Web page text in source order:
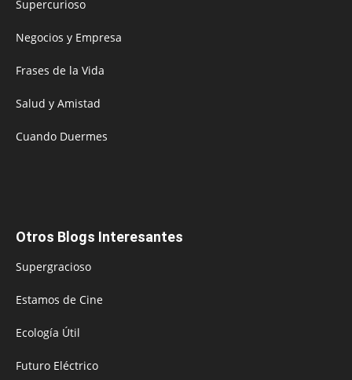
Supercurioso
Negocios y Empresa
Frases de la Vida
Salud y Amistad
Cuando Duermes
Otros Blogs Interesantes
Supergracioso
Estamos de Cine
Ecología Útil
Futuro Eléctrico